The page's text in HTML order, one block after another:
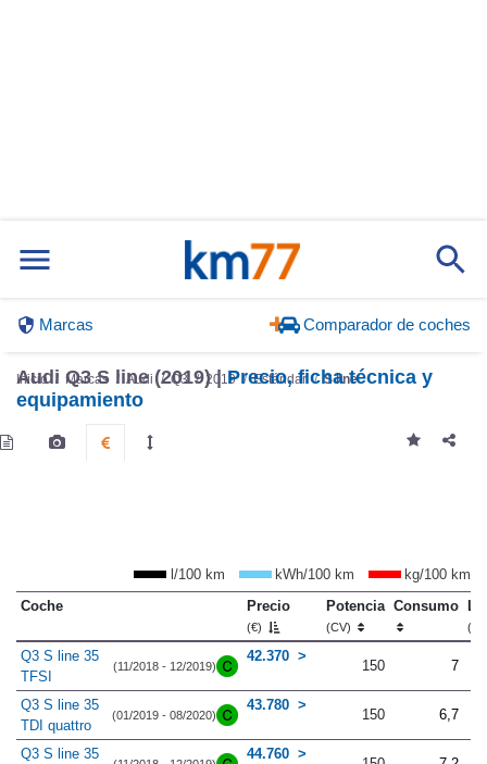
Marcas Comparador de coches
Inicio Marcas Audi Q3 2019 Estándar S line
Audi Q3 S line (2019) |Precio, ficha técnica y
equipamiento
l/100 km kWh/100 km
kg/100 km
Coche
Precio
(€)
Potencia
(CV)
Consumo
Q3 S line 35
TFSI
(11/2018 - 12/2019)
42.370
150 7
Q3 S line 35
TDI quattro
(01/2019 - 08/2020)
43.780
150 6,7
Q3 S line 35
44.760